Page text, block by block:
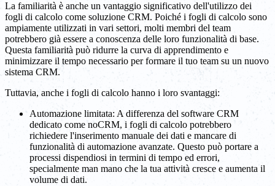
La familiarità è anche un vantaggio significativo dell'utilizzo dei
fogli di calcolo come soluzione CRM. Poiché i fogli di calcolo sono
ampiamente utilizzati in vari settori, molti membri del team
potrebbero già essere a conoscenza delle loro funzionalità di base.
Questa familiarità può ridurre la curva di apprendimento e
minimizzare il tempo necessario per formare il tuo team su un nuovo
sistema CRM.
Tuttavia, anche i fogli di calcolo hanno i loro svantaggi:
Automazione limitata: A differenza del software CRM
dedicato come noCRM, i fogli di calcolo potrebbero
richiedere l'inserimento manuale dei dati e mancare di
funzionalità di automazione avanzate. Questo può portare a
processi dispendiosi in termini di tempo ed errori,
specialmente man mano che la tua attività cresce e aumenta il
volume di dati.